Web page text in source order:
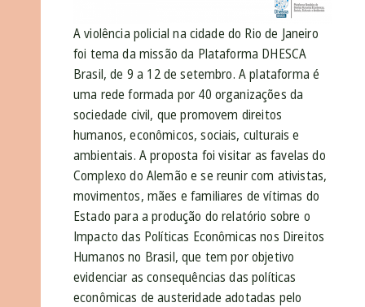
A violência policial na cidade do Rio de Janeiro
foi tema da missão da Plataforma DHESCA
Brasil, de 9 a 12 de setembro. A plataforma é
uma rede formada por 40 organizações da
sociedade civil, que promovem direitos
humanos, econômicos, sociais, culturais e
ambientais. A proposta foi visitar as favelas do
Complexo do Alemão e se reunir com ativistas,
movimentos, mães e familiares de vítimas do
Estado para a produção do relatório sobre o
Impacto das Políticas Econômicas nos Direitos
Humanos no Brasil, que tem por objetivo
evidenciar as consequências das políticas
econômicas de austeridade adotadas pelo